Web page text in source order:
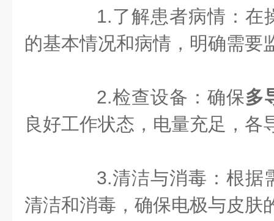
1.了解患者病情：在
的基本情况和病情，明确需要
2.检查设备：确保多
良好工作状态，电量充足，各
3.清洁与消毒：根据
清洁和消毒，确保电极与皮肤